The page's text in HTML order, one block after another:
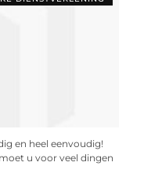
en heel eenvoudig!
u voor veel dingen